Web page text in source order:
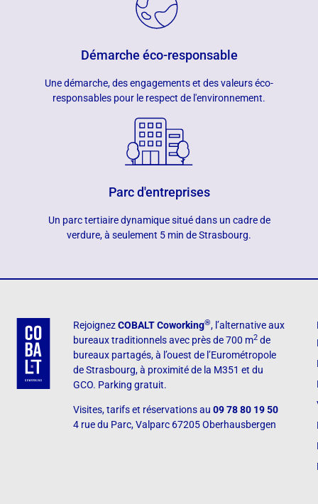
Parc d'entreprises
Un parc tertiaire dynamique situé dans un cadre de
verdure, à seulement 5 min de Strasbourg.
Démarche éco-responsable
Une démarche, des engagements et des valeurs éco-
responsables pour le respect de l'environnement.
RejoignezCOBALT Coworking®, l’alternative aux
bureaux traditionnels avec près de 700 m2 de
bureaux partagés, à l’ouest de l’Eurométropole
de Strasbourg, à proximité de la M351 et du
GCO. Parking gratuit.
Visites, tarifs et réservationsau09 78 80 19 50
4 rue du Parc, Valparc 67205 Oberhausbergen